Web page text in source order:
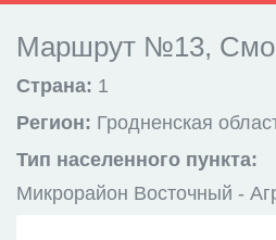
Маршрут №13,
Страна: 1
Регион: Гродненская
Тип населенного пункта:
Микрорайон Восточный -